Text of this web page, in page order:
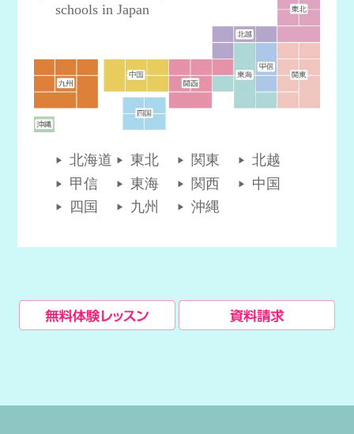
北海道 東北 関東
北越
甲信
東海 関西
中国
四国
九州 沖縄
schools in Japan